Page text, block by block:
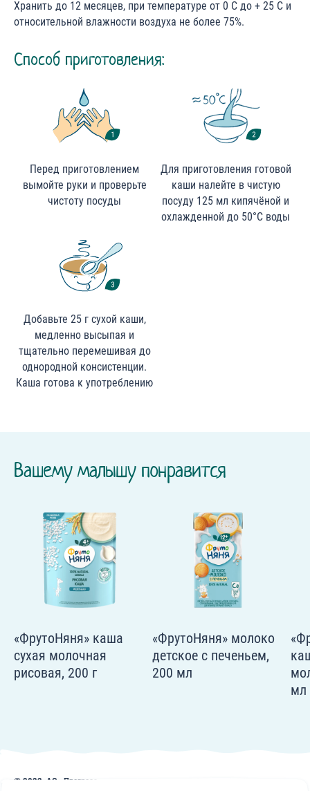
Хранить до 12 месяцев, при температуре от 0 С до + 25 С и
относительной влажности воздуха не более 75%.
Способ приготовления:
Перед приготовлением
вымойте руки и проверьте
чистоту посуды
Для приготовления готовой
каши налейте в чистую
посуду 125 мл кипячёной и
охлажденной до 50°C воды
Добавьте 25 г сухой каши,
медленно высыпая и
тщательно перемешивая до
однородной консистенции.
Каша готова к употреблению
Вашему малышу понравится
«ФрутоНяня» каша
сухая молочная
рисовая, 200 г
«ФрутоНяня» молоко
детское с печеньем,
200 мл
мл
© 2022, АО «Прогресс»